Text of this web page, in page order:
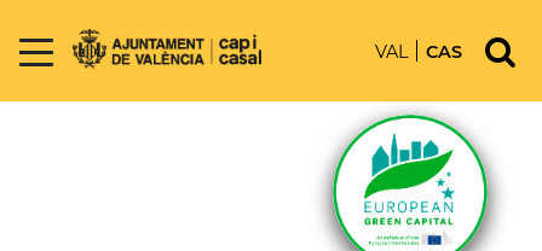
VAL CAS